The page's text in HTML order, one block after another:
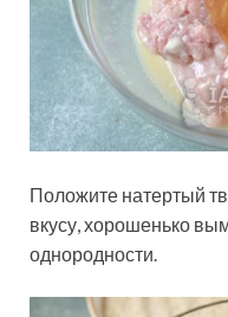
Положите натертый
вкусу, хорошенько
однородности.